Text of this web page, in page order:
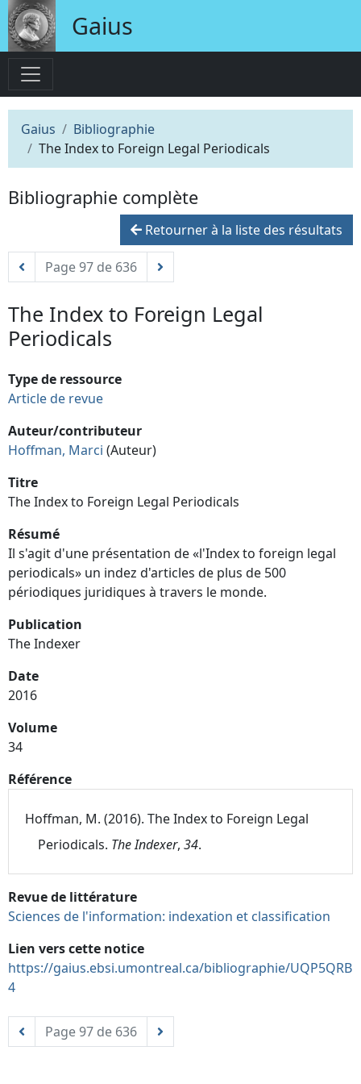
Gaius
Gaius
Bibliographie
The Index to Foreign Legal Periodicals
Bibliographie complète
Retourner à la liste des résultats
Page 97 de 636
The Index to Foreign Legal
Periodicals
Type de ressource
Article de revue
Auteur/contributeur
Hoffman, Marci (Auteur)
Titre
The Index to Foreign Legal Periodicals
Résumé
Il s'agit d'une présentation de «l'Index to foreign legal
periodicals» un indez d'articles de plus de 500
périodiques juridiques à travers le monde.
Publication
The Indexer
Date
2016
Volume
34
Référence
Hoffman, M. (2016). The Index to Foreign Legal
Periodicals. The Indexer, 34.
Revue de littérature
Sciences de l'information: indexation et classification
Lien vers cette notice
https://gaius.ebsi.umontreal.ca/bibliographie/UQP5QRB
4
Page 97 de 636